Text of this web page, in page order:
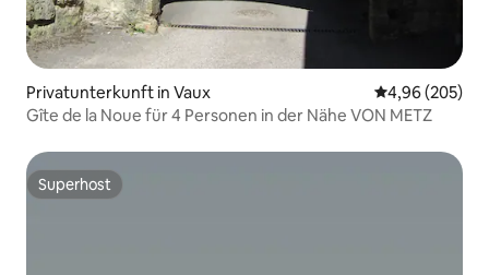
Privatunterkunft in Vaux
4,96 (205)
Gîte de la Noue für 4 Personen in der Nähe VON METZ
Superhost
Superhost